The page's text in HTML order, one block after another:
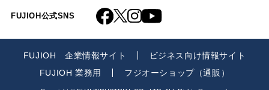
FUJIOH公式SNS
FUJIOH 企業情報サイト
ビジネス向け情報サイト
FUJIOH 業務用
フジオーショップ（通販）